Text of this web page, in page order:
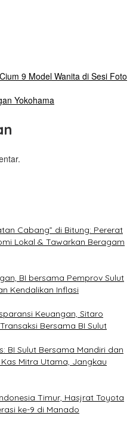
9 Model Wanita di Sesi Foto
Yokohama
Cabang” di Bitung: Pererat
Lokal & Tawarkan Beragam
BI bersama Pemprov Sulut
Kendalikan Inflasi
Keuangan, Sitaro
Bersama BI Sulut
BI Sulut Bersama Mandiri dan
Mitra Utama, Jangkau
Timur, Hasjrat Toyota
ke-9 di Manado